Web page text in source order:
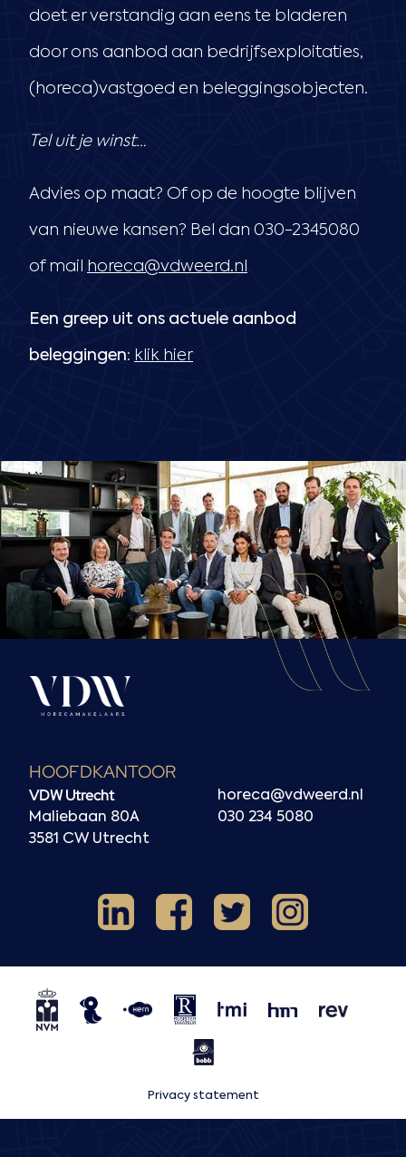
doet er verstandig aan eens te bladeren
door ons aanbod aan bedrijfsexploitaties,
(horeca)vastgoed en beleggingsobjecten.
Tel uit je winst…
Advies op maat? Of op de hoogte blijven
van nieuwe kansen? Bel dan 030-2345080
of mail horeca@vdweerd.nl
Een greep uit ons actuele aanbod
beleggingen: klik hier
HOOFDKANTOOR
VDW Utrecht
Maliebaan 80A
3581 CW Utrecht
horeca@vdweerd.nl
030 234 5080
LinkedInFacebook
X Instagram
NVM
Horecaspot
Kern
NRVT
TMI HMN REV
BOBB
Privacy statement